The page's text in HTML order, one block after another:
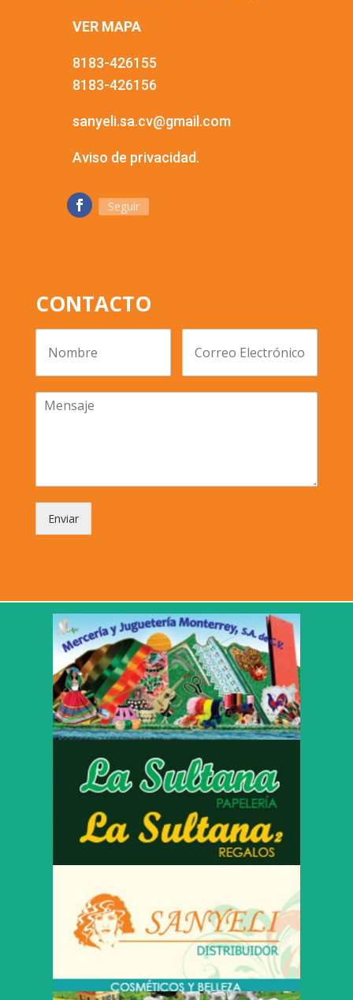
VER MAPA
8183-426155
8183-426156
sanyeli.sa.cv@gmail.com
Aviso de privacidad.
Seguir
CONTACTO
Enviar